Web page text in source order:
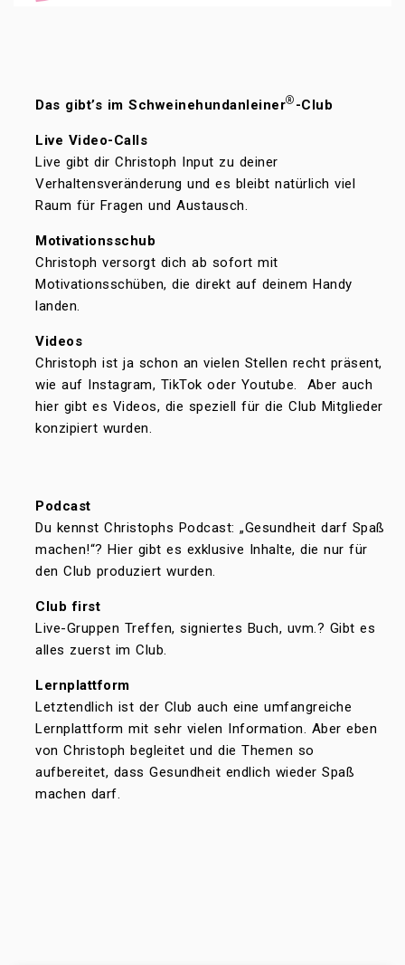
Das gibt’s im Schweinehundanleiner® -Club
Live Video-Calls
Live gibt dir Christoph Input zu deiner
Verhaltensveränderung und es bleibt natürlich viel
Raum für Fragen und Austausch.
Motivationsschub
Christoph versorgt dich ab sofort mit
Motivationsschüben, die direkt auf deinem Handy
landen.
Videos
Christoph ist ja schon an vielen Stellen recht präsent,
wie auf Instagram, TikTok oder Youtube. Aber auch
hier gibt es Videos, die speziell für die Club Mitglieder
konzipiert wurden.
Podcast
Du kennst Christophs Podcast: „Gesundheit darf Spaß
machen!“? Hier gibt es exklusive Inhalte, die nur für
den Club produziert wurden.
Club first
Live-Gruppen Treffen, signiertes Buch, uvm.? Gibt es
alles zuerst im Club.
Lernplattform
Letztendlich ist der Club auch eine umfangreiche
Lernplattform mit sehr vielen Information. Aber eben
von Christoph begleitet und die Themen so
aufbereitet, dass Gesundheit endlich wieder Spaß
machen darf.